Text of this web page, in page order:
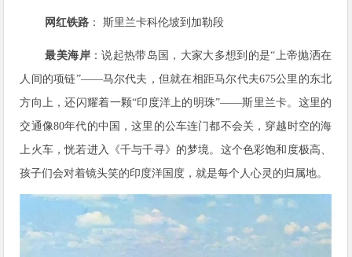
网红铁路 ： 斯里兰卡科伦坡到加勒段
最美海岸：说起热带岛国，大家大多想到的是“上帝抛洒在
人间的项链”——马尔代夫，但就在相距马尔代夫675公里的东北
方向上，还闪耀着一颗“印度洋上的明珠”——斯里兰卡。这里的
交通像80年代的中国，这里的公车连门都不会关，穿越时空的海
上火车，恍若进入《千与千寻》的梦境。这个色彩饱和度极高、
孩子们会对着镜头笑的印度洋国度，就是每个人心灵的归属地。